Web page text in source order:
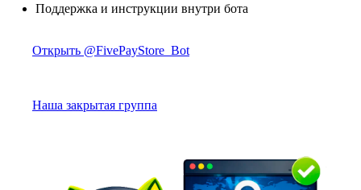
Поддержка и инструкции внутри бота
Открыть @FivePayStore_Bot
Наша закрытая группа